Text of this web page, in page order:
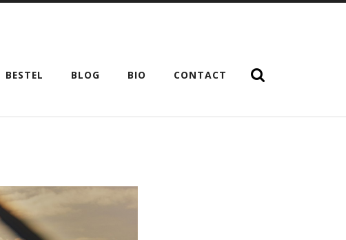
BESTEL BLOG BIO CONTACT